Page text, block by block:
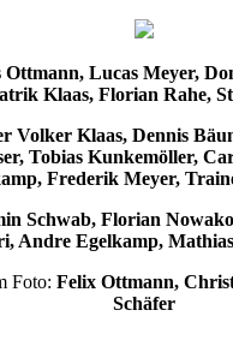
Ottmann, Lucas Meyer,
Klaas, Florian Rahe,
Volker Klaas, Dennis
Tobias Kunkemöller,
Frederik Meyer,
Schwab, Florian
Andre Egelkamp,
Foto: Felix Ottmann,
Schäfer